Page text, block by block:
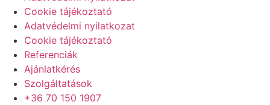
Cookie tájékoztató
Adatvédelmi nyilatkozat
Cookie tájékoztató
Referenciák
Ajánlatkérés
Szolgáltatások
+36 70 150 1907